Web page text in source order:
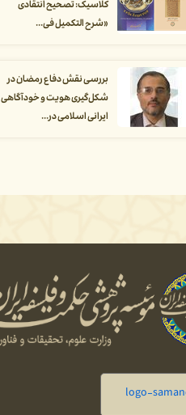
کلاسیک: تصحیح انتقادی
«شرح التکمیل فی...
بررسی نقش دفاع رمضان در
شکل‌گیری هویت و خودآگاهی
ایرانی اسلامی در...